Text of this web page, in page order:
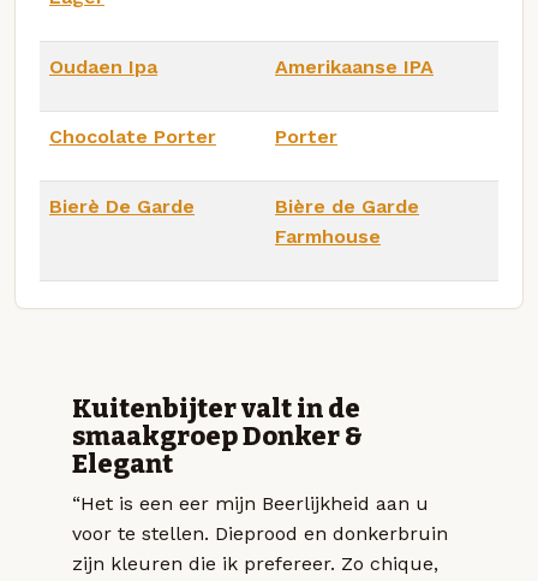
Oudaen Ipa Amerikaanse IPA
Chocolate Porter Porter
Bierè De Garde
Bière de Garde
Farmhouse
Kuitenbijter valt in de
smaakgroep Donker &
Elegant
“Het is een eer mijn Beerlijkheid aan u
voor te stellen. Dieprood en donkerbruin
zijn kleuren die ik prefereer. Zo chique,